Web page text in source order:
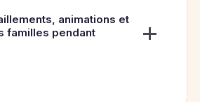
animations et
familles pendant